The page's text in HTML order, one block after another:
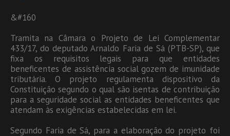
&#160
Tramita na Câmara o Projeto de Lei Complementar
433/17, do deputado Arnaldo Faria de Sá (PTB-SP), que
fixa os requisitos legais para que entidades
beneficentes de assistência social gozem de imunidade
tributária. O projeto regulamenta dispositivo da
Constituição segundo o qual são isentas de contribuição
para a seguridade social as entidades beneficentes que
atendam às exigências estabelecidas em lei.
Segundo Faria de Sá, para a elaboração do projeto foi